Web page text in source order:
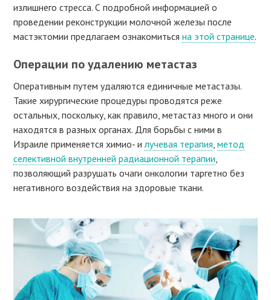
излишнего стресса. С подробной информацией о
проведении реконструкции молочной железы после
мастэктомии предлагаем ознакомитьсяна этой странице.
Операции по удалению метастаз
Оперативным путем удаляются единичные метастазы.
Такие хирургические процедуры проводятся реже
остальных, поскольку, как правило, метастаз много и они
находятся в разных органах. Для борьбы с ними в
Израиле применяется химио- илучевая терапия,метод
селективной внутренней радиационной терапии,
позволяющий разрушать очаги онкологии таргетно без
негативного воздействия на здоровые ткани.